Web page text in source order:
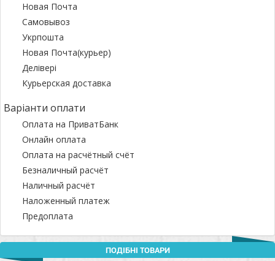
Новая Почта
Самовывоз
Укрпошта
Новая Почта(курьер)
Делівері
Курьерская доставка
Варіанти оплати
Оплата на ПриватБанк
Онлайн оплата
Оплата на расчётный счёт
Безналичный расчёт
Наличный расчёт
Наложенный платеж
Предоплата
ПОДІБНІ ТОВАРИ